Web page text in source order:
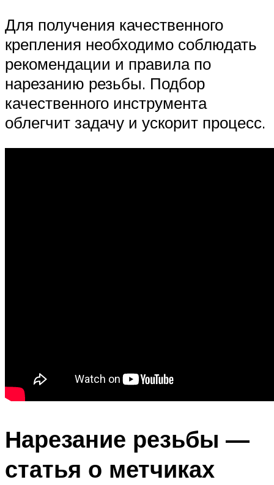
Для получения качественного
крепления необходимо соблюдать
рекомендации и правила по
нарезанию резьбы. Подбор
качественного инструмента
облегчит задачу и ускорит процесс.
Нарезание резьбы —
статья о метчиках